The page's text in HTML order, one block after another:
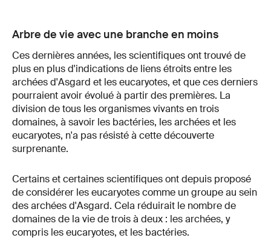
Arbre de vie avec une branche en moins
Ces dernières années, les scientifiques ont trouvé de
plus en plus d'indications de liens étroits entre les
archées d'Asgard et les eucaryotes, et que ces derniers
pourraient avoir évolué à partir des premières. La
division de tous les organismes vivants en trois
domaines, à savoir les bactéries, les archées et les
eucaryotes, n'a pas résisté à cette découverte
surprenante.
Certains et certaines scientifiques ont depuis proposé
de considérer les eucaryotes comme un groupe au sein
des archées d'Asgard. Cela réduirait le nombre de
domaines de la vie de trois à deux : les archées, y
compris les eucaryotes, et les bactéries.